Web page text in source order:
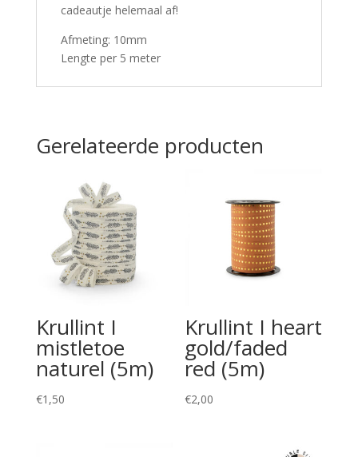
cadeautje helemaal af!
Afmeting: 10mm
Lengte per 5 meter
Gerelateerde producten
Krullint I
mistletoe
naturel (5m)
€1,50
Krullint I heart
gold/faded
red (5m)
€2,00